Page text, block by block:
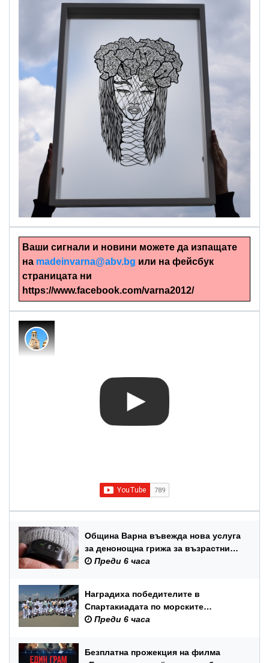
Ръчно изрязани картини
Ваши сигнали и новини можете да изпащате
на madeinvarna@abv.bg или на фейсбук
страницата ни
https://www.facebook.com/varna2012/
Община Варна въвежда нова услуга
за денонощна грижа за възрастни
хора и лица с трайни увреждания
Преди 6 часа
Наградиха победителите в
Спартакиадата по морските
спортове на Военноморските сили
Преди 6 часа
Безплатна прожекция на филма